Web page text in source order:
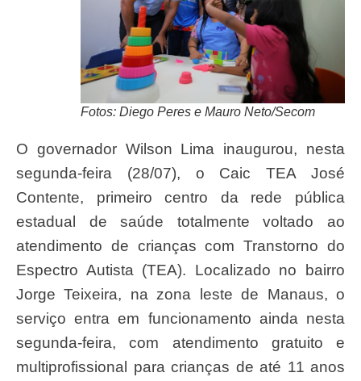
Fotos: Diego Peres e Mauro Neto/Secom
O governador Wilson Lima inaugurou, nesta
segunda-feira (28/07), o Caic TEA José
Contente, primeiro centro da rede pública
estadual de saúde totalmente voltado ao
atendimento de crianças com Transtorno do
Espectro Autista (TEA). Localizado no bairro
Jorge Teixeira, na zona leste de Manaus, o
serviço entra em funcionamento ainda nesta
segunda-feira, com atendimento gratuito e
multiprofissional para crianças de até 11 anos